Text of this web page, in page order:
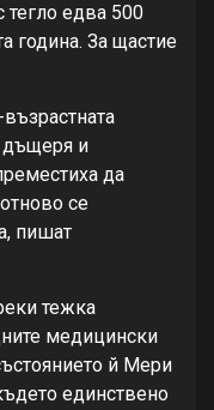
едва 500
година. За щастие
дъщеря и
да
се
пишат
тежка
медицински
й Мери
единствено